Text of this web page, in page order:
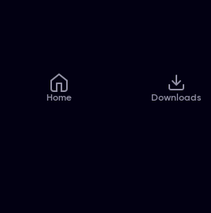
Home Downloads